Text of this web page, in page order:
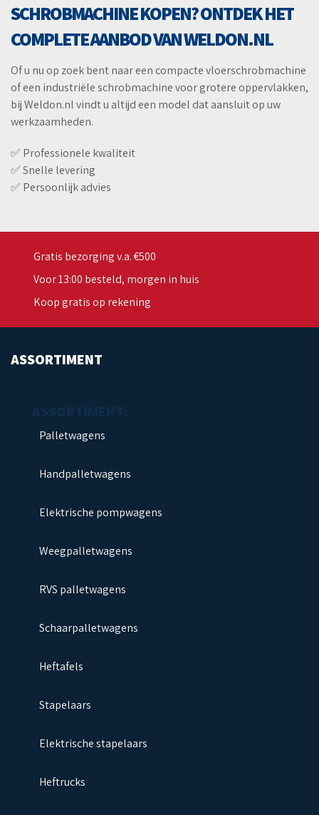
SCHROBMACHINE KOPEN? ONTDEK HET
COMPLETE AANBOD VAN WELDON.NL
Of u nu op zoek bent naar een compacte vloerschrobmachine
of een industriële schrobmachine voor grotere oppervlakken,
bij Weldon.nl vindt u altijd een model dat aansluit op uw
werkzaamheden.
✅ Professionele kwaliteit
✅ Snelle levering
✅ Persoonlijk advies
Gratis bezorging v.a. €500
Voor 13:00 besteld, morgen in huis
Koop gratis op rekening
ASSORTIMENT
Palletwagens
Handpalletwagens
Elektrische pompwagens
Weegpalletwagens
RVS palletwagens
Schaarpalletwagens
Heftafels
Stapelaars
Elektrische stapelaars
Heftrucks